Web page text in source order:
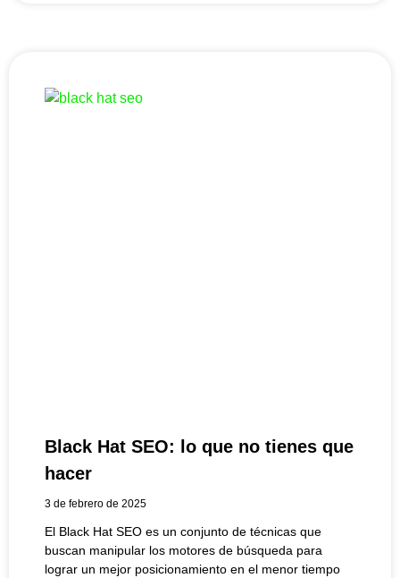
Black Hat SEO: lo que no tienes que
hacer
3 de febrero de 2025
El Black Hat SEO es un conjunto de técnicas que
buscan manipular los motores de búsqueda para
lograr un mejor posicionamiento en el menor tiempo